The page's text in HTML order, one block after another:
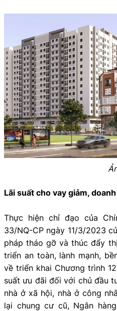
Lãi suất cho vay giảm,
Thực hiện chỉ đạo của
33/NQ-CP ngày 11/3/2023
pháp tháo gỡ và thúc đẩy
triển an toàn, lành mạnh,
về triển khai Chương trình
suất ưu đãi đối với chủ đầu
nhà ở xã hội, nhà ở công
lại chung cư cũ, Ngân